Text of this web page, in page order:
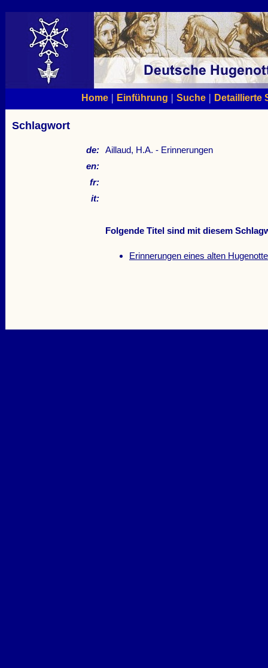
Home| Einführung | Suche| Detaillierte
Schlagwort
de: Aillaud, H.A. - Erinnerungen
en:
fr:
it:
Folgende Titel sind mit diesem
Erinnerungen eines alten